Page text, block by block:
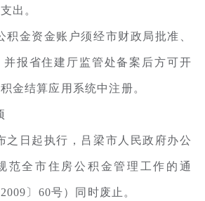
出。
积金资金账户须经市财政局批准、
报省住建厅监管处备案后方可开
金结算应用系统中注册。
之日起执行，吕梁市人民政府办公
范全市住房公积金管理工作的通
〕60号）同时废止。